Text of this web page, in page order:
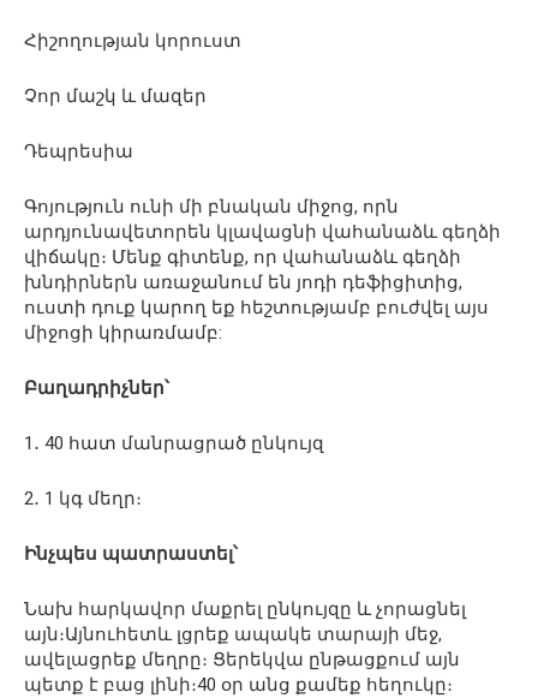
Հիշողության կորուստ
Չոր մաշկ և մազեր
Դեպրեսիա
Գոյություն ունի մի բնական միջոց, որն
արդյունավետորեն կլավացնի վահանաձև գեղձի
վիճակը։ Մենք գիտենք, որ վահանաձև գեղձի
խնդիրներն առաջանում են յոդի դեֆիցիտից,
ուստի դուք կարող եք հեշտությամբ բուժվել այս
միջոցի կիրառմամբ:
Բաղադրիչներ՝
1․ 40 հատ մանրացրած ընկույզ
2․ 1 կգ մեղր։
Ինչպես պատրաստել՝
Նախ հարկավոր մաքրել ընկույզը և չորացնել
այն։Այնուհետև լցրեք ապակե տարայի մեջ,
ավելացրեք մեղրը։ Ցերեկվա ընթացքում այն
պետք է բաց լինի։40 օր անց քամեք հեղուկը։